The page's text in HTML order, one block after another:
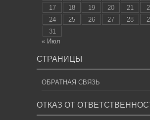
17
18 19 20 21
24
25 26 27 28
31
« Июл
СТРАНИЦЫ
ОБРАТНАЯ СВЯЗЬ
ОТКАЗ ОТ